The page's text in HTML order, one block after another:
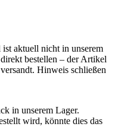
aktuell nicht in unserem
bestellen – der Artikel
Hinweis schließen
in unserem Lager.
wird, könnte dies das